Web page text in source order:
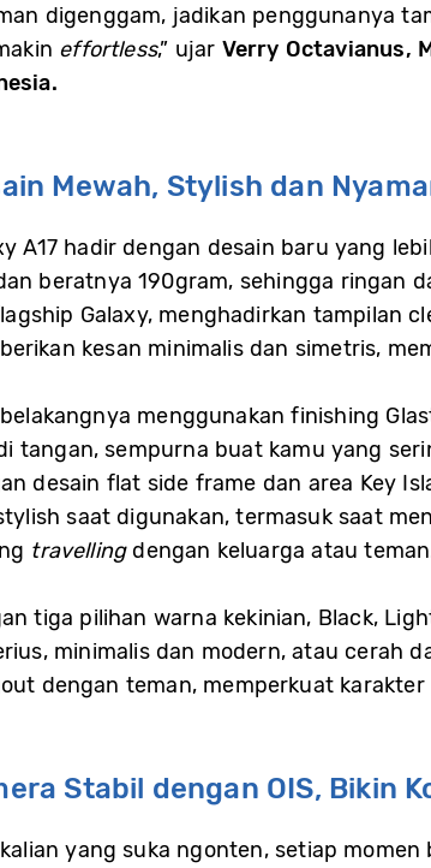
digenggam, jadikan penggunanya
effortless,” ujar Verry Octavianus,
Mewah, Stylish dan
A17 hadir dengan desain baru yang
beratnya 190gram, sehingga ringan
Galaxy, menghadirkan tampilan
kesan minimalis dan simetris,
menggunakan finishing
tangan, sempurna buat kamu yang
desain flat side frame dan area Key
saat digunakan, termasuk saat
travellingdengan keluarga atau
tiga pilihan warna kekinian, Black,
minimalis dan modern, atau cerah
dengan teman, memperkuat
Stabil dengan OIS, Bikin
yang suka ngonten, setiap momen